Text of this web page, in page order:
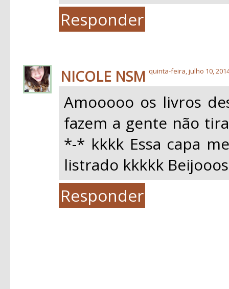
Responder
NICOLE NSM quinta-feira, julho 10,
Amooooo os livros
fazem a gente não
*-* kkkk Essa capa
listrado kkkkk
Responder